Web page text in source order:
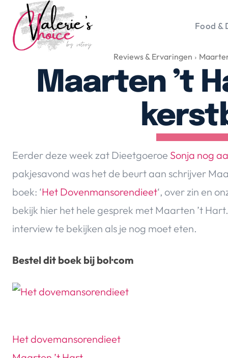
Travel
Food
Top 5
Huis &
Food &
Reviews & Ervaringen
Maarten ’t
Eerder deze week zat Dieetgoeroe Sonja nog
pakjesavond was het de beurt aan schrijver
boek: ‘Het Dovenmansorendieet‘, over zin en
bekijk hier het hele gesprek met Maarten ’t
interview te bekijken als je nog moet eten.
Bestel dit boek bij bol·com
Het dovemansorendieet